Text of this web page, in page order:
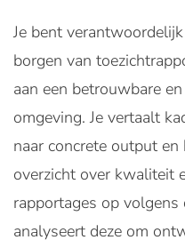
Je bent
borgen van
aan een betrouwbare
omgeving. Je vertaalt
naar concrete output
overzicht over kwaliteit
rapportages op
analyseert deze om